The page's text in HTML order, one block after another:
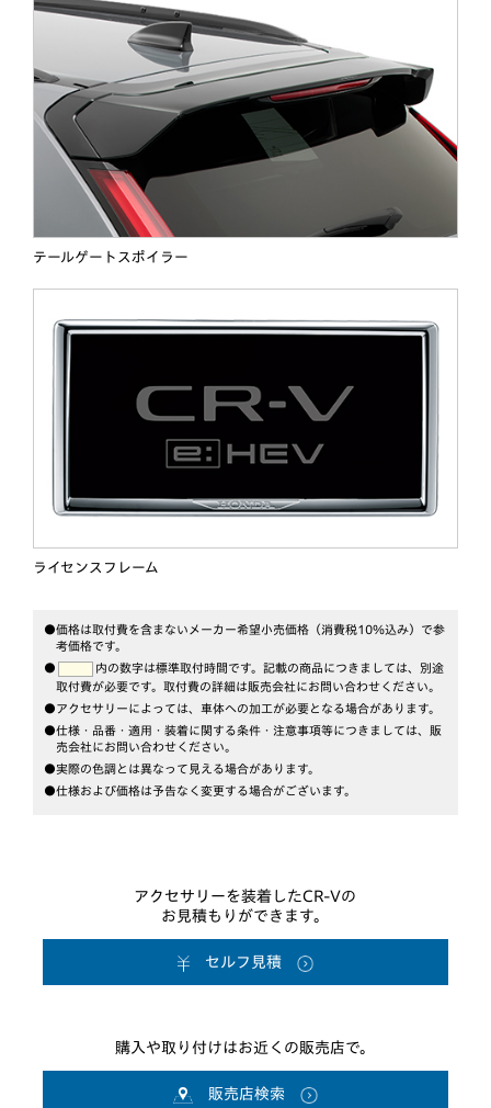
テールゲートスポイラー
ライセンスフレーム
●価格は取付費を含まないメーカー希望小売価格（消費税10％込み）で参
考価格です。
●
内の数字は標準取付時間です。記載の商品につきましては、別途
取付費が必要です。 取付費の詳細は販売会社にお問い合わせください。
●アクセサリーによっては、車体への加工が必要となる場合があります。
●仕様・品番・適用・装着に関する条件・注意事項等につきましては、販
売会社にお問い合わせください。
●実際の色調とは異なって見える場合があります。
●仕様および価格は予告なく変更する場合がございます。
アクセサリーを装着したCR-Vの
お見積もりができます。
セルフ見積
購入や取り付けはお近くの販売店で。
販売店検索